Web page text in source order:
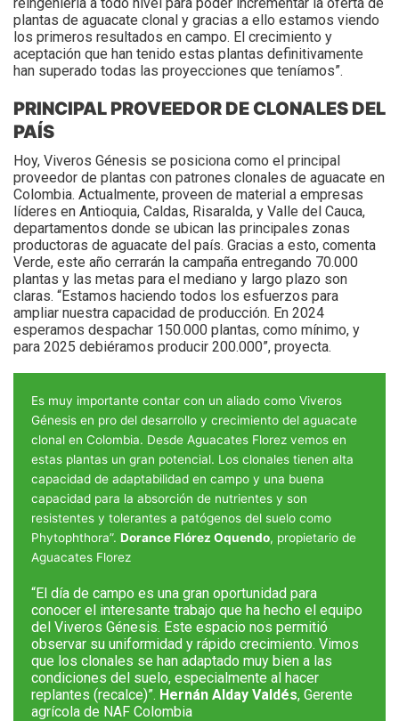
plantas de aguacate clonal y gracias a ello estamos viendo
los primeros resultados en campo. El crecimiento y
aceptación que han tenido estas plantas definitivamente
han superado todas las proyecciones que teníamos”.
PRINCIPAL PROVEEDOR DE CLONALES DEL
PAÍS
Hoy, Viveros Génesis se posiciona como el principal
proveedor de plantas con patrones clonales de aguacate en
Colombia. Actualmente, proveen de material a empresas
líderes en Antioquia, Caldas, Risaralda, y Valle del Cauca,
departamentos donde se ubican las principales zonas
productoras de aguacate del país. Gracias a esto, comenta
Verde, este año cerrarán la campaña entregando 70.000
plantas y las metas para el mediano y largo plazo son
claras. “Estamos haciendo todos los esfuerzos para
ampliar nuestra capacidad de producción. En 2024
esperamos despachar 150.000 plantas, como mínimo, y
para 2025 debiéramos producir 200.000”, proyecta.
Es muy importante contar con un aliado como Viveros
Génesis en pro del desarrollo y crecimiento del aguacate
clonal en Colombia. Desde Aguacates Florez vemos en
estas plantas un gran potencial. Los clonales tienen alta
capacidad de adaptabilidad en campo y una buena
capacidad para la absorción de nutrientes y son
resistentes y tolerantes a patógenos del suelo como
Phytophthora”. Dorance Flórez Oquendo, propietario de
Aguacates Florez
“El día de campo es una gran oportunidad para
conocer el interesante trabajo que ha hecho el equipo
del Viveros Génesis. Este espacio nos permitió
observar su uniformidad y rápido crecimiento. Vimos
que los clonales se han adaptado muy bien a las
condiciones del suelo, especialmente al hacer
replantes (recalce)”. Hernán Alday Valdés, Gerente
agrícola de NAF Colombia